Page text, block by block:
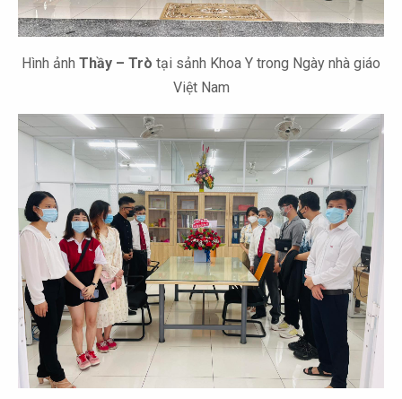
Hình ảnh Thầy – Trò tại sảnh Khoa Y trong Ngày nhà giáo
Việt Nam